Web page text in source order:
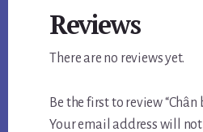
Reviews
There are no reviews yet.
Be the first to review
Your email address will